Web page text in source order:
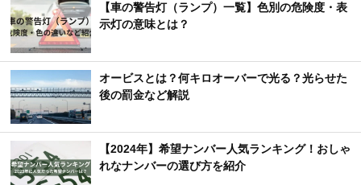
【車の警告灯（ランプ）一覧】色別の危険度・表
示灯の意味とは？
オービスとは？何キロオーバーで光る？光らせた
後の罰金など解説
【2024年】希望ナンバー人気ランキング！おしゃ
れなナンバーの選び方を紹介